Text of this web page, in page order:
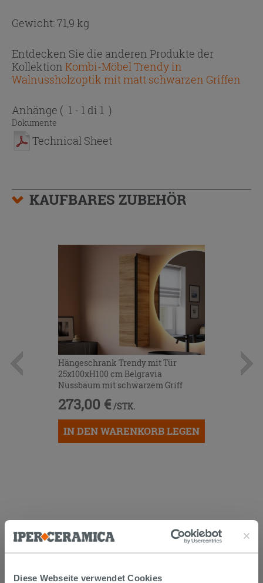
Diese Webseite verwendet Cookies
Gewicht: 71,9 kg
Entdecken Sie die anderen Produkte der
Kollektion Kombi-Möbel Trendy in
Walnussholzoptik mit matt schwarzen Griffen
Anhänge ( 1 - 1 di 1 )
Dokumente
Technical Sheet
KAUFBARES ZUBEHÖR
Hängeschrank Trendy mit Tür
25x100xH100 cm Belgravia
Nussbaum mit schwarzem Griff
273,00 € /STK.
IN DEN WARENKORB LEGEN
KUNDEN, DIE DIESEN ARTIKEL